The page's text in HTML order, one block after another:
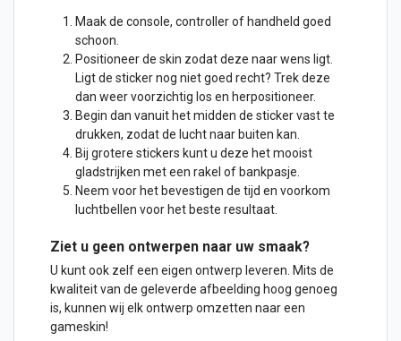
Maak de console, controller of handheld goed
schoon.
Positioneer de skin zodat deze naar wens ligt.
Ligt de stickernog niet goed recht? Trek deze
dan weer voorzichtig los en herpositioneer.
Begin dan vanuit het midden de sticker vast te
drukken, zodat de lucht naar buiten kan.
Bij grotere stickers kunt u deze het mooist
gladstrijken met een rakel of bankpasje.
Neem voor het bevestigen de tijd en voorkom
luchtbellen voor het beste resultaat.
Ziet u geen ontwerpen naar uw smaak?
U kunt ook zelf een eigen ontwerp leveren. Mits de
kwaliteit van de geleverde afbeelding hoog genoeg
is, kunnen wij elk ontwerp omzetten naar een
gameskin!